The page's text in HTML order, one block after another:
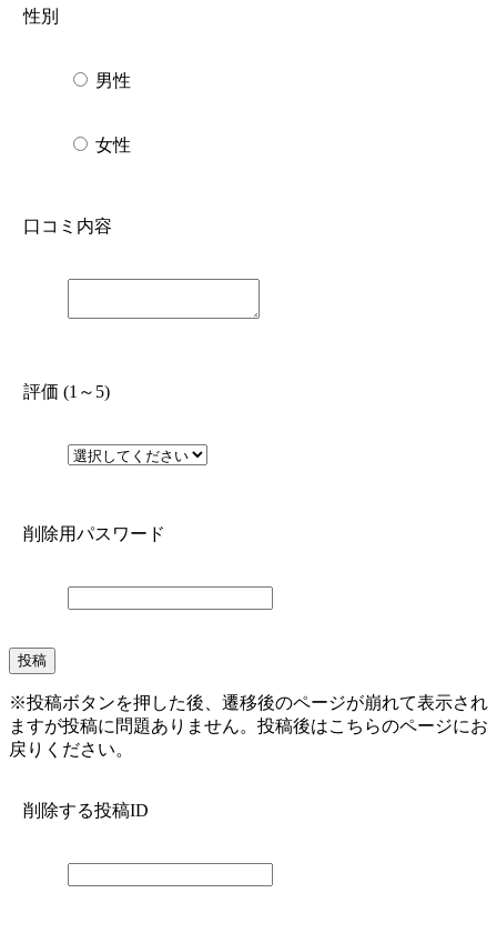
性別
男性
女性
口コミ内容
評価 (1～5)
削除用パスワード
※投稿ボタンを押した後、遷移後のページが崩れて表示され
ますが投稿に問題ありません。投稿後はこちらのページにお
戻りください。
削除する投稿ID